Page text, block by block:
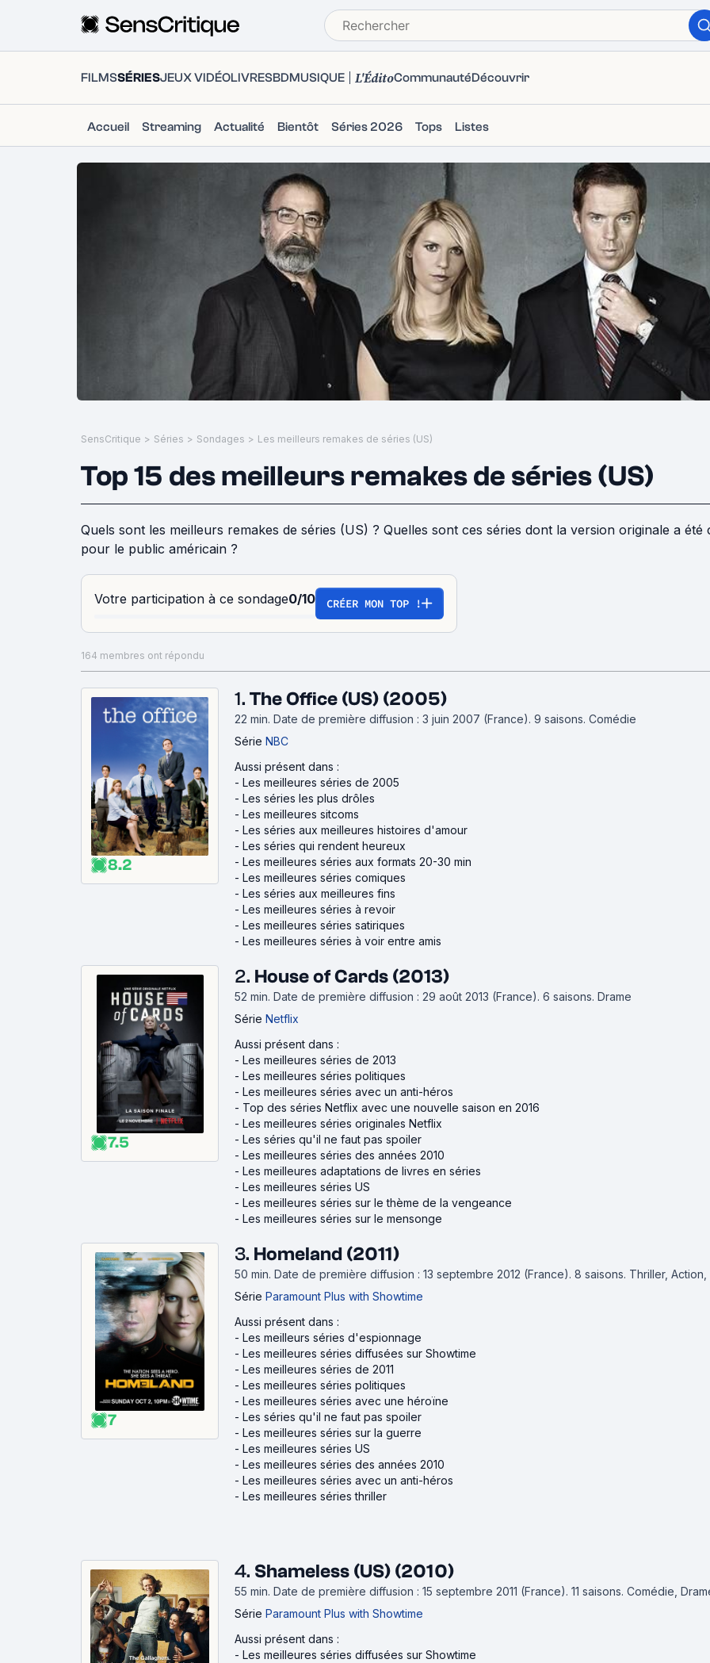
FILMSSÉRIESJEUX VIDÉOLIVRESBDMUSIQUE L'ÉditoCommunautéDécouvrir
Accueil Streaming Actualité Bientôt Séries 2026 Tops Listes
SensCritique > Séries > Sondages > Les meilleurs remakes de séries (US)
Top 15 des meilleurs remakes de séries (US)
Quels sont les meilleurs remakes de séries (US) ? Quelles sont ces séries dont la version originale a
pour le public américain ?
Votre participation à ce sondage0/10 CRÉER MON TOP !
164 membres ont répondu
8.2
1. The Office (US) (2005)
22 min. Date de première diffusion : 3 juin 2007 (France). 9 saisons. Comédie
Série NBC
Aussi présent dans :
- Les meilleures séries de 2005
- Les séries les plus drôles
- Les meilleures sitcoms
- Les séries aux meilleures histoires d'amour
- Les séries qui rendent heureux
- Les meilleures séries aux formats 20-30 min
- Les meilleures séries comiques
- Les séries aux meilleures fins
- Les meilleures séries à revoir
- Les meilleures séries satiriques
- Les meilleures séries à voir entre amis
7.5
2. House of Cards (2013)
52 min. Date de première diffusion : 29 août 2013 (France). 6 saisons. Drame
Série Netflix
Aussi présent dans :
- Les meilleures séries de 2013
- Les meilleures séries politiques
- Les meilleures séries avec un anti-héros
- Top des séries Netflix avec une nouvelle saison en 2016
- Les meilleures séries originales Netflix
- Les séries qu'il ne faut pas spoiler
- Les meilleures séries des années 2010
- Les meilleures adaptations de livres en séries
- Les meilleures séries US
- Les meilleures séries sur le thème de la vengeance
- Les meilleures séries sur le mensonge
7
3. Homeland (2011)
50 min. Date de première diffusion : 13 septembre 2012 (France). 8 saisons. Thriller, Action,
Série Paramount Plus with Showtime
Aussi présent dans :
- Les meilleurs séries d'espionnage
- Les meilleures séries diffusées sur Showtime
- Les meilleures séries de 2011
- Les meilleures séries politiques
- Les meilleures séries avec une héroïne
- Les séries qu'il ne faut pas spoiler
- Les meilleures séries sur la guerre
- Les meilleures séries US
- Les meilleures séries des années 2010
- Les meilleures séries avec un anti-héros
- Les meilleures séries thriller
4. Shameless (US) (2010)
55 min. Date de première diffusion : 15 septembre 2011 (France). 11 saisons. Comédie,
Série Paramount Plus with Showtime
Aussi présent dans :
- Les meilleures séries diffusées sur Showtime